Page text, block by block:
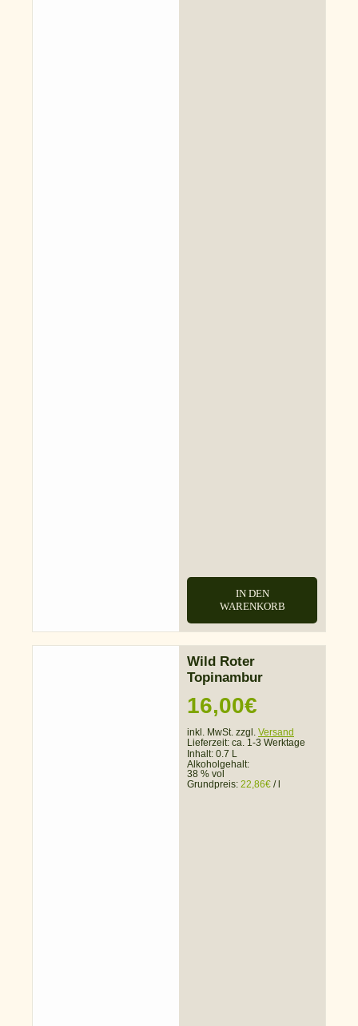
IN DEN
WARENKORB
Wild Roter
Topinambur
16,00€
inkl. MwSt. zzgl. Versand
Lieferzeit: ca. 1-3 Werktage
Inhalt: 0.7 L
Alkoholgehalt:
38 % vol
Grundpreis: 22,86€ /